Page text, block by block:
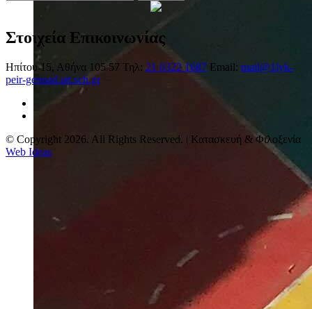
Στοιχεία Επικοινωνίας
Ηπίτου 15, Αθήνα 105 57 Τηλ: 21 0322 1687 Email: mail@1lyk-
peir-gennad.att.sch.gr
© Copyright 2026. All Rights Reserved. | Κατασκευή & Φιλοξενία
Web Ideas